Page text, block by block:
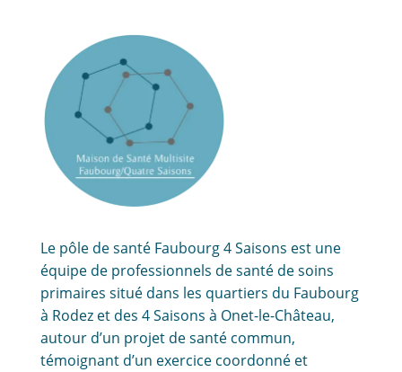
Le pôle de santé Faubourg 4 Saisons est une
équipe de professionnels de santé de soins
primaires situé dans les quartiers du Faubourg
à Rodez et des 4 Saisons à Onet-le-Château,
autour d’un projet de santé commun,
témoignant d’un exercice coordonné et